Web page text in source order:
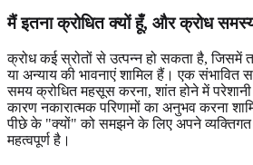
मैं इतना क्रोधित क्यों हूँ, और क्रोध
क्रोध कई स्रोतों से उत्पन्न हो सकता है, जिसमें
या अन्याय की भावनाएं शामिल हैं। एक
समय क्रोधित महसूस करना, शांत होने में
कारण नकारात्मक परिणामों का अनुभव करना
पीछे के "क्यों" को समझने के लिए अपने व्यक्तिगत
महत्वपूर्ण है।